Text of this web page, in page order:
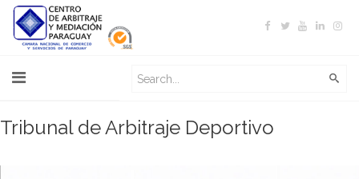
Tribunal de Arbitraje Deportivo